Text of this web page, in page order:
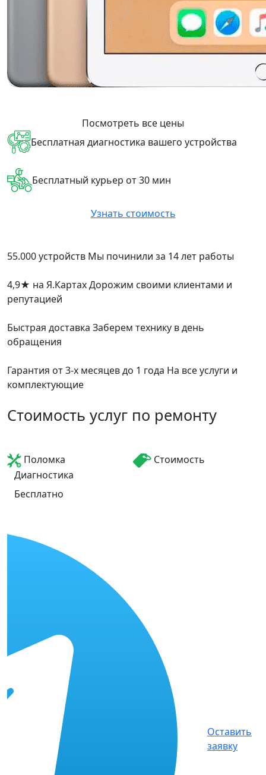
Посмотреть все цены
Бесплатная диагностика вашего устройства
Бесплатный курьер от 30 мин
Узнать стоимость
55.000 устройств Мы починили за 14 лет работы
4,9★ на Я.КартахДорожим своими клиентами и
репутацией
Быстрая доставка Заберем технику в день
обращения
Гарантия от 3-х месяцев до 1 года На все услуги и
комплектующие
Стоимость услуг по ремонту
Поломка
Стоимость
Диагностика
Бесплатно
Оставить
заявку